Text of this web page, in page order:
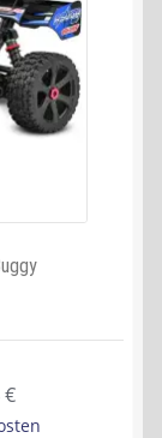
€Aktueller
Preis